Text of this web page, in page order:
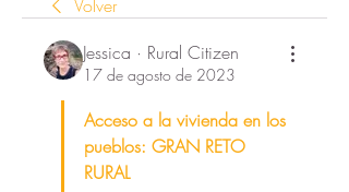
Volver
Jessica · Rural Citizen
17 de agosto de 2023
Acceso a la vivienda en los
pueblos: GRAN RETO
RURAL